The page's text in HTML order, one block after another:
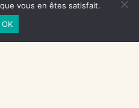
vous en êtes satisfait.
OK